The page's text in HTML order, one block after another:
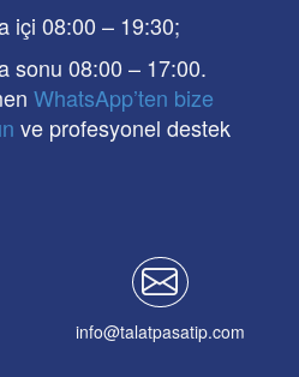
içi 08:00 – 19:30;
sonu 08:00 – 17:00.
WhatsApp’ten bize
ve profesyonel destek
info@talatpasatip.com